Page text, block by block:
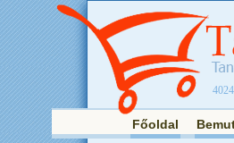
Főoldal